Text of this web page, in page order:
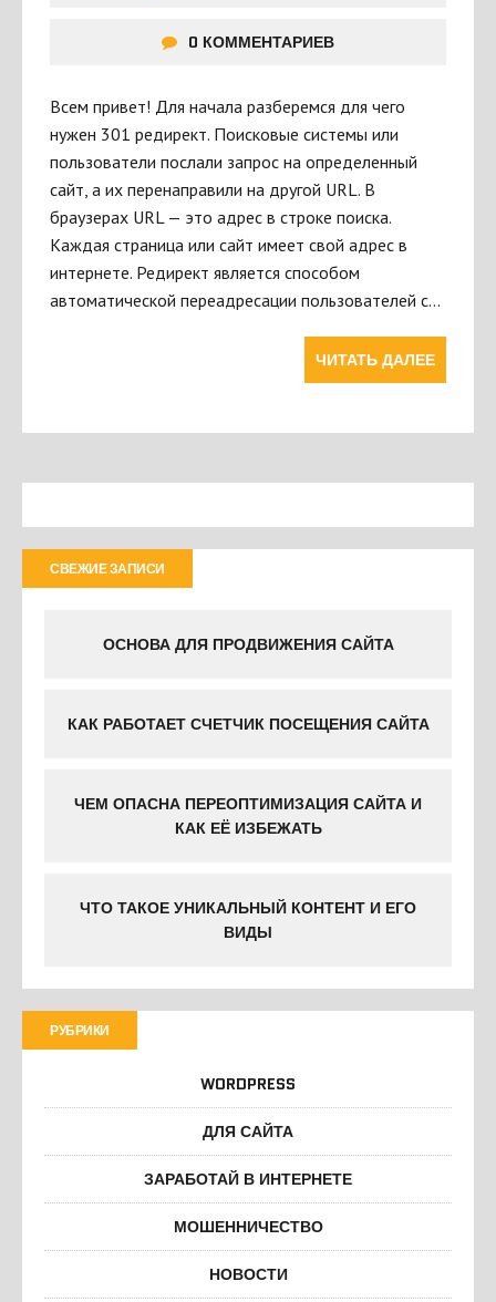
0 КОММЕНТАРИЕВ
Всем привет! Для начала разберемся для чего
нужен 301 редирект. Поисковые системы или
пользователи послали запрос на определенный
сайт, а их перенаправили на другой URL. В
браузерах URL — это адрес в строке поиска.
Каждая страница или сайт имеет свой адрес в
интернете. Редирект является способом
автоматической переадресации пользователей с…
ЧИТАТЬ ДАЛЕЕ
СВЕЖИЕ ЗАПИСИ
ОСНОВА ДЛЯ ПРОДВИЖЕНИЯ САЙТА
КАК РАБОТАЕТ СЧЕТЧИК ПОСЕЩЕНИЯ САЙТА
ЧЕМ ОПАСНА ПЕРЕОПТИМИЗАЦИЯ САЙТА И
КАК ЕЁ ИЗБЕЖАТЬ
ЧТО ТАКОЕ УНИКАЛЬНЫЙ КОНТЕНТ И ЕГО
ВИДЫ
РУБРИКИ
WORDPRESS
ДЛЯ САЙТА
ЗАРАБОТАЙ В ИНТЕРНЕТЕ
МОШЕННИЧЕСТВО
НОВОСТИ